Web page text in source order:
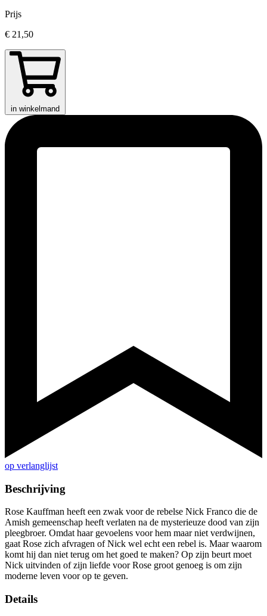
Prijs
€ 21,50
in winkelmand
op verlanglijst
Beschrijving
Rose Kauffman heeft een zwak voor de rebelse Nick Franco die de
Amish gemeenschap heeft verlaten na de mysterieuze dood van zijn
pleegbroer. Omdat haar gevoelens voor hem maar niet verdwijnen,
gaat Rose zich afvragen of Nick wel echt een rebel is. Maar waarom
komt hij dan niet terug om het goed te maken? Op zijn beurt moet
Nick uitvinden of zijn liefde voor Rose groot genoeg is om zijn
moderne leven voor op te geven.
Details